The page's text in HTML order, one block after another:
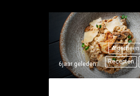
Algemeen
Recepten
6jaar geleden